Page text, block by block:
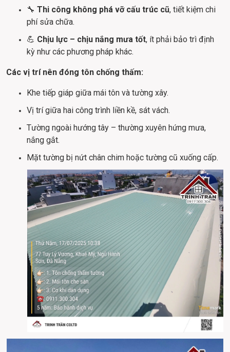
🔧 Thi công không phá vỡ cấu trúc cũ, tiết kiệm chi
phí sửa chữa.
💪 Chịu lực – chịu nắng mưa tốt, ít phải bảo trì định
kỳ như các phương pháp khác.
Các vị trí nên đóng tôn chống thấm:
Khe tiếp giáp giữa mái tôn và tường xây.
Vị trí giữa hai công trình liền kề, sát vách.
Tường ngoài hướng tây – thường xuyên hứng mưa,
nắng gắt.
Mặt tường bị nứt chân chim hoặc tường cũ xuống cấp.